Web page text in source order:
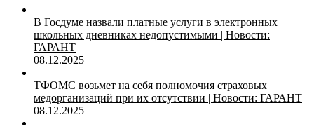
В Госдуме назвали платные услуги в электронных
школьных дневниках недопустимыми | Новости:
ГАРАНТ
08.12.2025
ТФОМС возьмет на себя полномочия страховых
медорганизаций при их отсутствии | Новости: ГАРАНТ
08.12.2025